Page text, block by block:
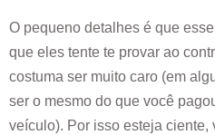
O pequeno detalhes é que
que eles tente te provar ao
costuma ser muito caro (em
ser o mesmo do que você
veículo). Por isso esteja ciente,